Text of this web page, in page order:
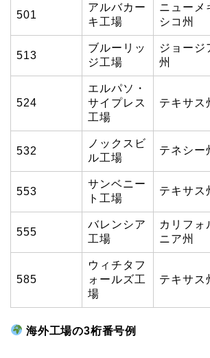
501
アルバカー
キ工場
ニューメ
シコ州
513
ブルーリッ
ジ工場
ジョージ
州
524
エルパソ・
サイプレス
工場
テキサス
532
ノックスビ
ル工場
テネシー
553
サンベニー
ト工場
テキサス
555
バレンシア
工場
カリフォ
ニア州
585
ウィチタフ
ォールズ工
場
テキサス
海外工場の3桁番号例